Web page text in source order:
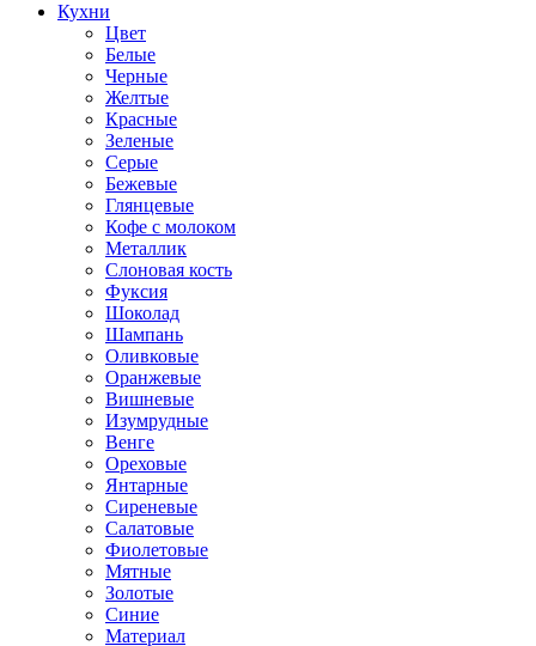
Кухни
Цвет
Белые
Черные
Желтые
Красные
Зеленые
Серые
Бежевые
Глянцевые
Кофе с молоком
Металлик
Слоновая кость
Фуксия
Шоколад
Шампань
Оливковые
Оранжевые
Вишневые
Изумрудные
Венге
Ореховые
Янтарные
Сиреневые
Салатовые
Фиолетовые
Мятные
Золотые
Синие
Материал